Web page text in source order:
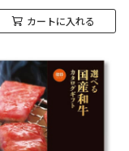
カートに入れる